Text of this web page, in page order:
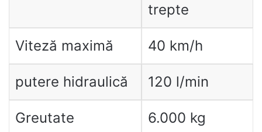
trepte
Viteză maximă 40 km/h
putere hidraulică 120 l/min
Greutate 6.000 kg